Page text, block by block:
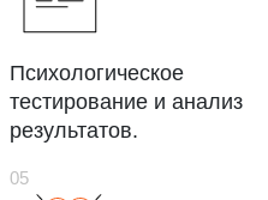
Психологическое
тестирование и анализ
результатов.